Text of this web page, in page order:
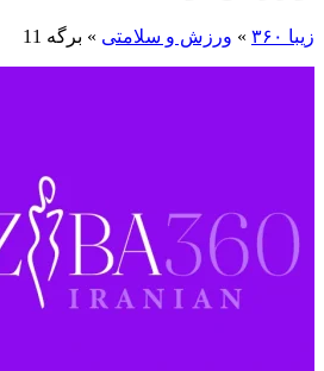
زیبا ۳۶۰ » ورزش و سلامتی » برگه 11